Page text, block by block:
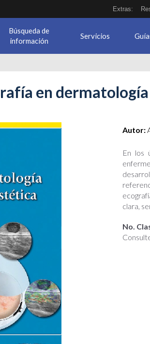
Extras:
Búsqueda de
información
Servicios
en
Autor:
En los
clara,
No.